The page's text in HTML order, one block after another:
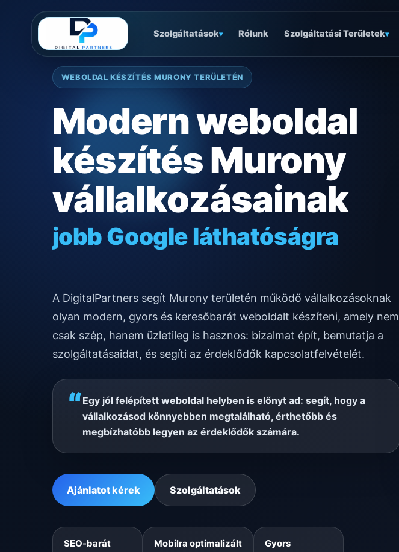
Szolgáltatások▾ Rólunk Szolgáltatási Területek▾
WEBOLDAL KÉSZÍTÉS MURONY TERÜLETÉN
Modern weboldal
készítés Murony
vállalkozásainak
jobb Google láthatóságra
gyors mobilos működésre
A DigitalPartners segít Murony területén működő vállalkozásoknak
olyan modern, gyors és keresőbarát weboldalt készíteni, amely nem
csak szép, hanem üzletileg is hasznos: bizalmat épít, bemutatja a
szolgáltatásaidat, és segíti az érdeklődők kapcsolatfelvételét.
“Egy jól felépített weboldal helyben is előnyt ad: segít, hogy a
vállalkozásod könnyebben megtalálható, érthetőbb és
megbízhatóbb legyen az érdeklődők számára.
Ajánlatot kérek Szolgáltatások
SEO-barát Mobilra optimalizált Gyors